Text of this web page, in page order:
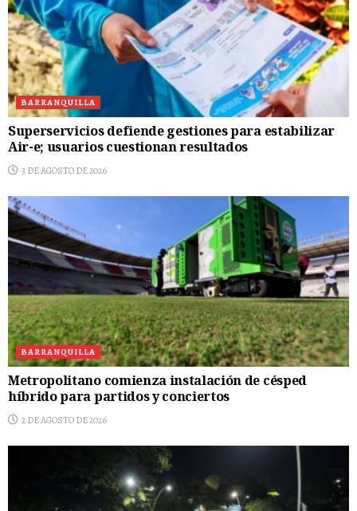
BARRANQUILLA
Superservicios defiende gestiones para estabilizar
Air-e; usuarios cuestionan resultados
3 DE AGOSTO DE 2026
BARRANQUILLA
Metropolitano comienza instalación de césped
híbrido para partidos y conciertos
2 DE AGOSTO DE 2026